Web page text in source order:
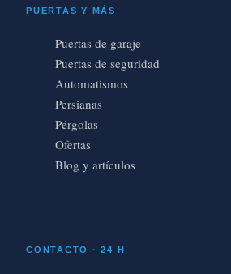
PUERTAS Y MÁS
Puertas de garaje
Puertas de seguridad
Automatismos
Persianas
Pérgolas
Ofertas
Blog y artículos
CONTACTO · 24 H